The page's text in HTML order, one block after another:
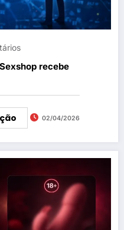
recebe
02/04/2026